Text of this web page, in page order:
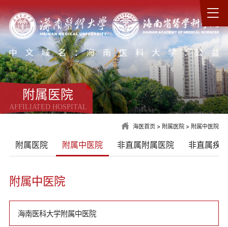
附属医院
AFFILIATED HOSPITAL
海医首页 > 附属医院 > 附属中医院
附属医院 附属中医院 非直属附属医院 非直属疾
附属中医院
海南医科大学附属中医院